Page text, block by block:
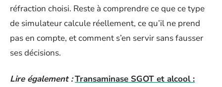
réfraction choisi. Reste à comprendre ce que ce type
de simulateur calcule réellement, ce qu’il ne prend
pas en compte, et comment s’en servir sans fausser
ses décisions.
Lire également :Transaminase SGOT et alcool :